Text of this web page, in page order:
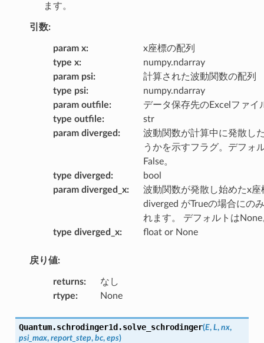
ます。
引数:
param x:
x座標の配列
type x:
numpy.ndarray
param psi:
計算された波動関数の配列
type psi:
numpy.ndarray
param outfile:
データ保存先のExcelファイ
type outfile:
str
param diverged :
波動関数が計算中に発散し
うかを示すフラグ。デフォ
False。
type diverged :
bool
param diverged_x:
波動関数が発散し始めたx座
diverged がTrueの場合にの
れます。 デフォルトはNone
type diverged_x: float or None
戻り値:
returns:
なし
rtype: None
Quantum.schrodinger1d.solve_schrodinger(E, L, nx,
psi_max, report_step, bc, eps)